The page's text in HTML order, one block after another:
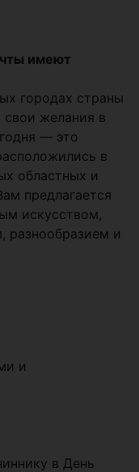
имеют
городах страны
желания в
— это
в
областных и
предлагается
искусством,
разнообразием и
и
в День